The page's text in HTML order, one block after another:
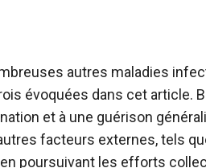
autres maladies
évoquées dans cet article.
et à une guérison
facteurs externes, tels
poursuivant les efforts